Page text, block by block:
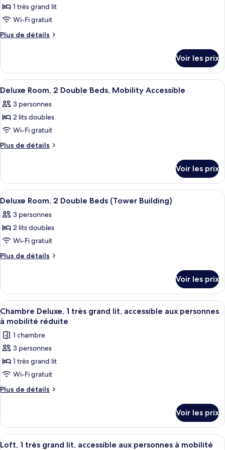
(Two
Double
pour
ce
type
de
Suite
(Cabana
Building)
1 très grand lit
Wi-Fi gratuit
Plus de détails
Plus
le
type
de
Suite
(Cabana
Voir les prix
Afficher
toutes
les
photos
pour
ce
chambre :
Deluxe
Room,
2
Double
Beds,
Mobility
Accessible
Une chambre d’hôtel avec deux lits,
5
Deluxe Room, 2 Double Beds, Mobility Accessible
3 personnes
2 lits doubles
Wi-Fi gratuit
Plus de détails
Plus
le
type
de
Deluxe
Room,
Double
Beds,
Mobility
Voir les prix
Afficher
toutes
les
photos
pour
ce
chambre :
Deluxe
Room,
2
Double
Beds
(Tower
Building)
Une chambre d’hôtel équipée d’un
3
Deluxe Room, 2 Double Beds (Tower Building)
3 personnes
2 lits doubles
Wi-Fi gratuit
Plus de détails
Plus
le
type
de
chambre
Room,
2
Double
Beds
(Tower
Voir les prix
Afficher
toutes
les
photos
pour
ce
type
de
Deluxe,
très
Draps en coton égyptien, literie de
5
Chambre Deluxe, 1 très grand lit, accessible aux personnes
à mobilité réduite
1 chambre
3 personnes
1 très grand lit
Wi-Fi gratuit
Plus de détails
Plus
le
type
de
Voir les prix
Afficher
Un lit à baldaquin avec un oreiller
5
Loft, 1 très grand lit, accessible aux personnes à mobilité